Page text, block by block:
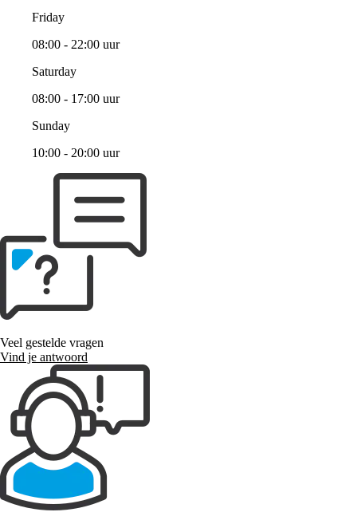
Friday
08:00 - 22:00 uur
Saturday
08:00 - 17:00 uur
Sunday
10:00 - 20:00 uur
Veel gestelde vragen
Vind je antwoord